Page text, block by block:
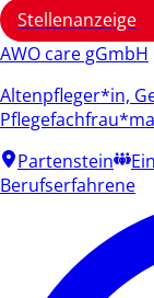
Stellenanzeige
AWO care gGmbH
Altenpfleger*in,
Partenstein
Berufserfahrene